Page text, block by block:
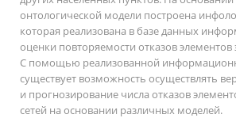
онтологической модели построена
которая реализована в базе данных
оценки повторяемости отказов элементов
С помощью реализованной
существует возможность осуществлять
и прогнозирование числа отказов
сетей на основании различных моделей.